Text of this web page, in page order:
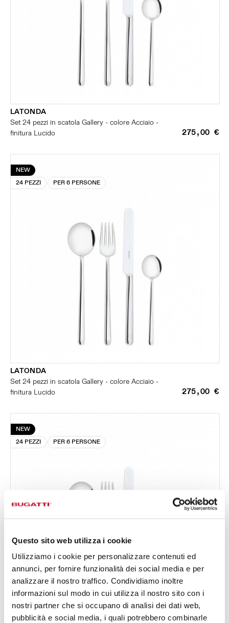
Questo sito web utilizza i cookie
Utilizziamo i cookie per personalizzare contenuti ed
annunci, per fornire funzionalità dei social media e per
analizzare il nostro traffico. Condividiamo inoltre
informazioni sul modo in cui utilizza il nostro sito con i
nostri partner che si occupano di analisi dei dati web,
pubblicità e social media, i quali potrebbero combinarle
LATONDA
Set 24 pezzi in scatola Gallery - colore Acciaio -
finitura Lucido
275,00 €
NEW
24 PEZZI
PER 6 PERSONE
LATONDA
Set 24 pezzi in scatola Gallery - colore Acciaio -
finitura Lucido
275,00 €
NEW
24 PEZZI
PER 6 PERSONE